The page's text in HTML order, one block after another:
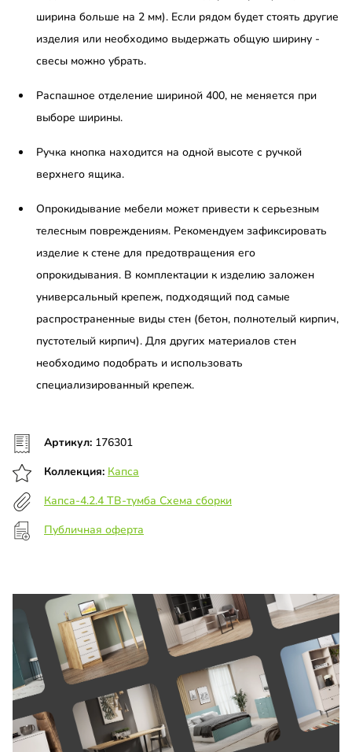
ширина больше на 2 мм). Если рядом будет стоять другие
изделия или необходимо выдержать общую ширину -
свесы можно убрать.
Распашное отделение шириной 400, не меняется при
выборе ширины.
Ручка кнопка находится на одной высоте с ручкой
верхнего ящика.
Опрокидывание мебели может привести к серьезным
телесным повреждениям. Рекомендуем зафиксировать
изделие к стене для предотвращения его
опрокидывания. В комплектации к изделию заложен
универсальный крепеж, подходящий под самые
распространенные виды стен (бетон, полнотелый кирпич,
пустотелый кирпич). Для других материалов стен
необходимо подобрать и использовать
специализированный крепеж.
Артикул: 176301
Коллекция: Капса
Капса-4.2.4 ТВ-тумба Схема сборки
Публичная оферта